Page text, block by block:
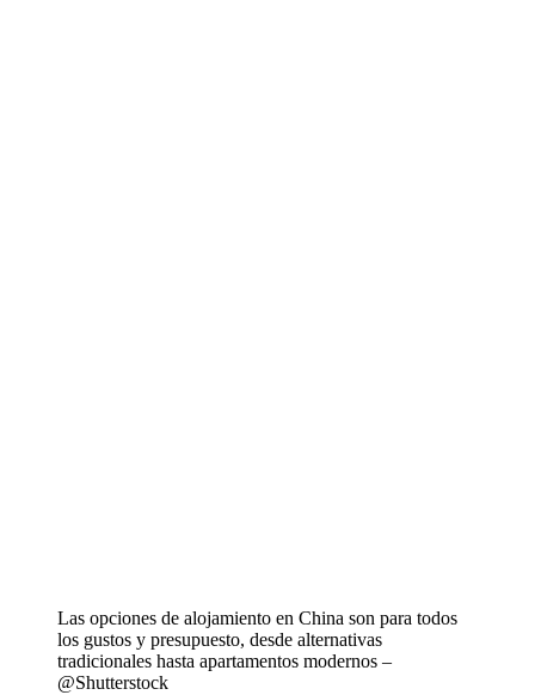
Las opciones de alojamiento en China son para todos
los gustos y presupuesto, desde alternativas
tradicionales hasta apartamentos modernos –
@Shutterstock